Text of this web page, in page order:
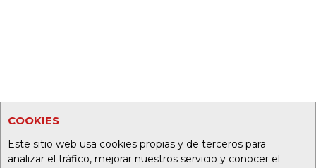
COOKIES
Este sitio web usa cookies propias y de terceros para
analizar el tráfico, mejorar nuestros servicio y conocer el